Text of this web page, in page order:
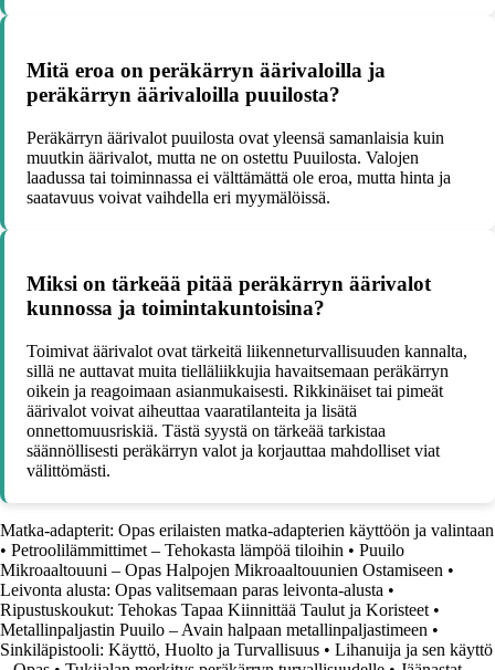
Mitä eroa on peräkärryn äärivaloilla ja
peräkärryn äärivaloilla puuilosta?
Peräkärryn äärivalot puuilosta ovat yleensä samanlaisia kuin
muutkin äärivalot, mutta ne on ostettu Puuilosta. Valojen
laadussa tai toiminnassa ei välttämättä ole eroa, mutta hinta ja
saatavuus voivat vaihdella eri myymälöissä.
Miksi on tärkeää pitää peräkärryn äärivalot
kunnossa ja toimintakuntoisina?
Toimivat äärivalot ovat tärkeitä liikenneturvallisuuden kannalta,
sillä ne auttavat muita tielläliikkujia havaitsemaan peräkärryn
oikein ja reagoimaan asianmukaisesti. Rikkinäiset tai pimeät
äärivalot voivat aiheuttaa vaaratilanteita ja lisätä
onnettomuusriskiä. Tästä syystä on tärkeää tarkistaa
säännöllisesti peräkärryn valot ja korjauttaa mahdolliset viat
välittömästi.
Matka-adapterit: Opas erilaisten matka-adapterien käyttöön ja valintaan
• Petroolilämmittimet – Tehokasta lämpöä tiloihin • Puuilo
Mikroaaltouuni – Opas Halpojen Mikroaaltouunien Ostamiseen •
Leivonta alusta: Opas valitsemaan paras leivonta-alusta •
Ripustuskoukut: Tehokas Tapaa Kiinnittää Taulut ja Koristeet •
Metallinpaljastin Puuilo – Avain halpaan metallinpaljastimeen •
Sinkiläpistooli: Käyttö, Huolto ja Turvallisuus • Lihanuija ja sen käyttö